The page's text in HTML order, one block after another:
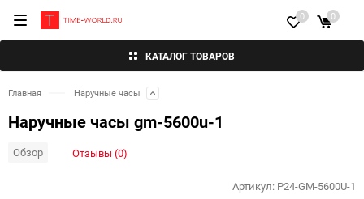
КАТАЛОГ ТОВАРОВ
0 0
Главная Наручные часы
Наручные часы gm-5600u-1
Обзор Отзывы (0)
Артикул: P24-GM-5600U-1